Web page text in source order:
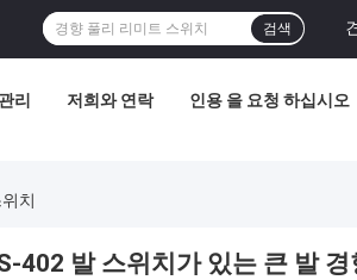
검색
리 저희와 연락 인용 을 요청 하십시오
치
402 발 스위치가 있는 큰 발 경